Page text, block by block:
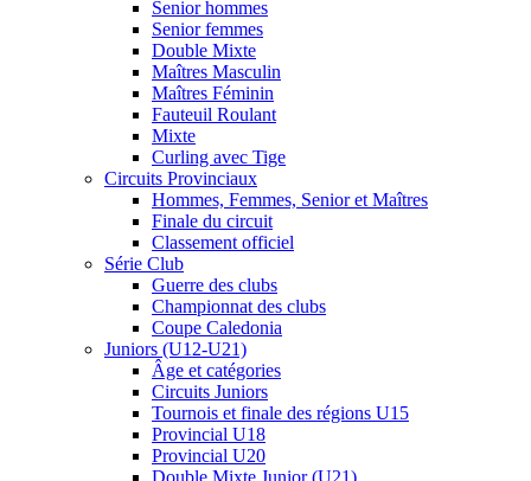
Senior hommes
Senior femmes
Double Mixte
Maîtres Masculin
Maîtres Féminin
Fauteuil Roulant
Mixte
Curling avec Tige
Circuits Provinciaux
Hommes, Femmes, Senior et Maîtres
Finale du circuit
Classement officiel
Série Club
Guerre des clubs
Championnat des clubs
Coupe Caledonia
Juniors (U12-U21)
Âge et catégories
Circuits Juniors
Tournois et finale des régions U15
Provincial U18
Provincial U20
Double Mixte Junior (U21)